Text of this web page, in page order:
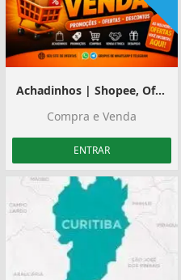
Achadinhos | Shopee, Ofertas e Divulgação
Compra e Venda
ENTRAR